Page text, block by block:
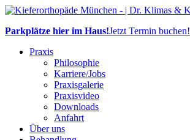
Parkplätze hier im Haus!Jetzt Termin buchen!
Praxis
Philosophie
Karriere/Jobs
Praxisgalerie
Praxisvideo
Downloads
Anfahrt
Über uns